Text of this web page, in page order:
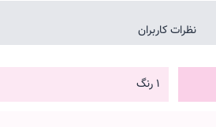
نظرات کاربران
1 رنگ